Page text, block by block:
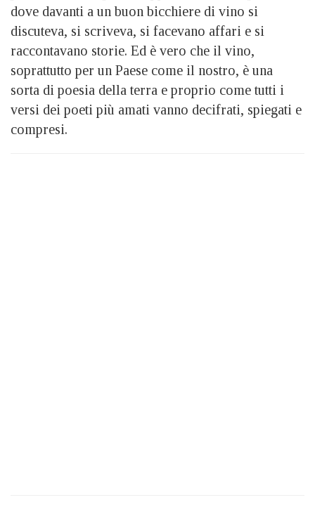
dove davanti a un buon bicchiere di vino si
discuteva, si scriveva, si facevano affari e si
raccontavano storie. Ed è vero che il vino,
soprattutto per un Paese come il nostro, è una
sorta di poesia della terra e proprio come tutti i
versi dei poeti più amati vanno decifrati, spiegati e
compresi.